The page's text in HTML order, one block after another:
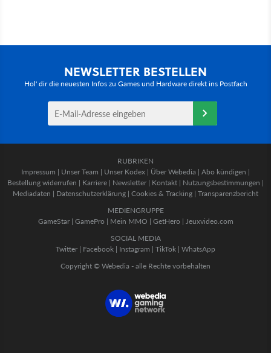
NEWSLETTER BESTELLEN
Hol' dir die neuesten Infos zu Games und Hardware direkt ins Postfach
RUBRIKEN
Impressum | Unser Team | Unser Kodex | Über Webedia | Abo kündigen |
Bestellung widerrufen | Karriere | Newsletter | Kontakt | Nutzungsbestimmungen |
Mediadaten | Datenschutzerklärung | Cookies & Tracking | Transparenzbericht
MEDIENGRUPPE
GameStar| GamePro | Mein MMO | GetHero | Jeuxvideo.com
SOCIAL MEDIA
Twitter | Facebook | Instagram | TikTok | WhatsApp
Copyright © Webedia - alle Rechte vorbehalten